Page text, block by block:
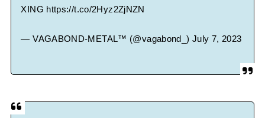
XING https://t.co/2Hyz2ZjNZN
— VAGABOND-METAL™ (@vagabond_) July 7, 2023